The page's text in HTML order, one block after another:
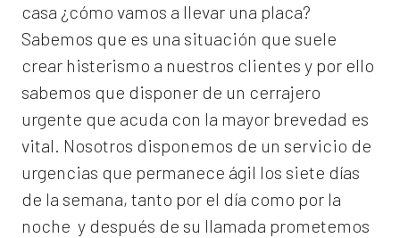
casa ¿cómo vamos a llevar una placa?
Sabemos que es una situación que suele
crear histerismo a nuestros clientes y por ello
sabemos que disponer de un cerrajero
urgente que acuda con la mayor brevedad es
vital. Nosotros disponemos de un servicio de
urgencias que permanece ágil los siete días
de la semana, tanto por el día como por la
noche y después de su llamada prometemos